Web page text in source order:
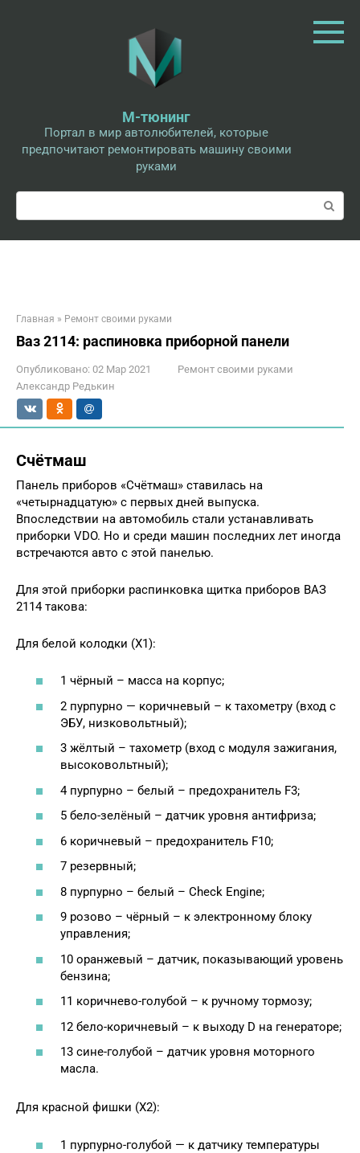
М-тюнинг
Портал в мир автолюбителей, которые
предпочитают ремонтировать машину своими
руками
Поиск:
Главная » Ремонт своими руками
Ваз 2114: распиновка приборной панели
Опубликовано: 02 Мар 2021
Ремонт своими руками
Александр Редькин
Счётмаш
Панель приборов «Счётмаш» ставилась на
«четырнадцатую» с первых дней выпуска.
Впоследствии на автомобиль стали устанавливать
приборки VDO. Но и среди машин последних лет иногда
встречаются авто с этой панелью.
Для этой приборки распинковка щитка приборов ВАЗ
2114 такова:
Для белой колодки (X1):
1 чёрный – масса на корпус;
2 пурпурно — коричневый – к тахометру (вход с
ЭБУ, низковольтный);
3 жёлтый – тахометр (вход с модуля зажигания,
высоковольтный);
4 пурпурно – белый – предохранитель F3;
5 бело-зелёный – датчик уровня антифриза;
6 коричневый – предохранитель F10;
7 резервный;
8 пурпурно – белый – Check Engine;
9 розово – чёрный – к электронному блоку
управления;
10 оранжевый – датчик, показывающий уровень
бензина;
11 коричнево-голубой – к ручному тормозу;
12 бело-коричневый – к выходу D на генераторе;
13 сине-голубой – датчик уровня моторного
масла.
Для красной фишки (X2):
1 пурпурно-голубой — к датчику температуры